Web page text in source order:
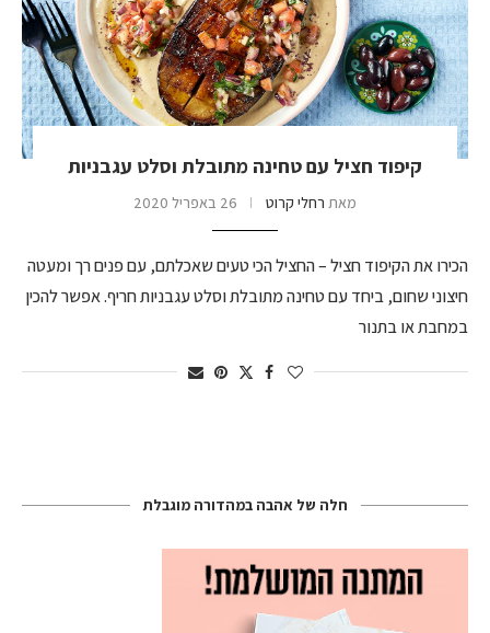
קיפוד חציל עם טחינה מתובלת וסלט עגבניות
מאת רחלי קרוט 26 באפריל 2020
הכירו את הקיפוד חציל – החציל הכי טעים שאכלתם, עם פנים רך ומעטה
חיצוני שחום, ביחד עם טחינה מתובלת וסלט עגבניות חריף. אפשר להכין
במחבת או בתנור
חלה של אהבה במהדורה מוגבלת